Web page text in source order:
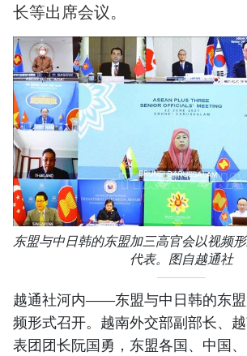
长等出席会议。
东盟与中日韩的东盟加三高官会以视频
代表。图自越通社
越通社河内——东盟与中日韩的东
频形式召开。越南外交部副部长、
表团团长阮国勇，东盟各国、中国